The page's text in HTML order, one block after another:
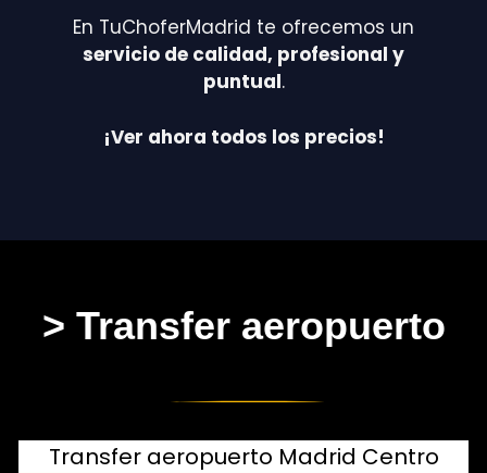
En TuChoferMadrid te ofrecemos un
servicio de calidad, profesional y
puntual.
¡Ver ahora todos los precios!
> Transfer aeropuerto
Transfer aeropuerto Madrid Centro